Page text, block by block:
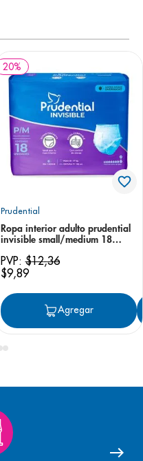
Agregar
20%
Prudential
Ropa interior adulto prudential
invisible small/medium 18
PVP:$12,36
$9,89
Agregar